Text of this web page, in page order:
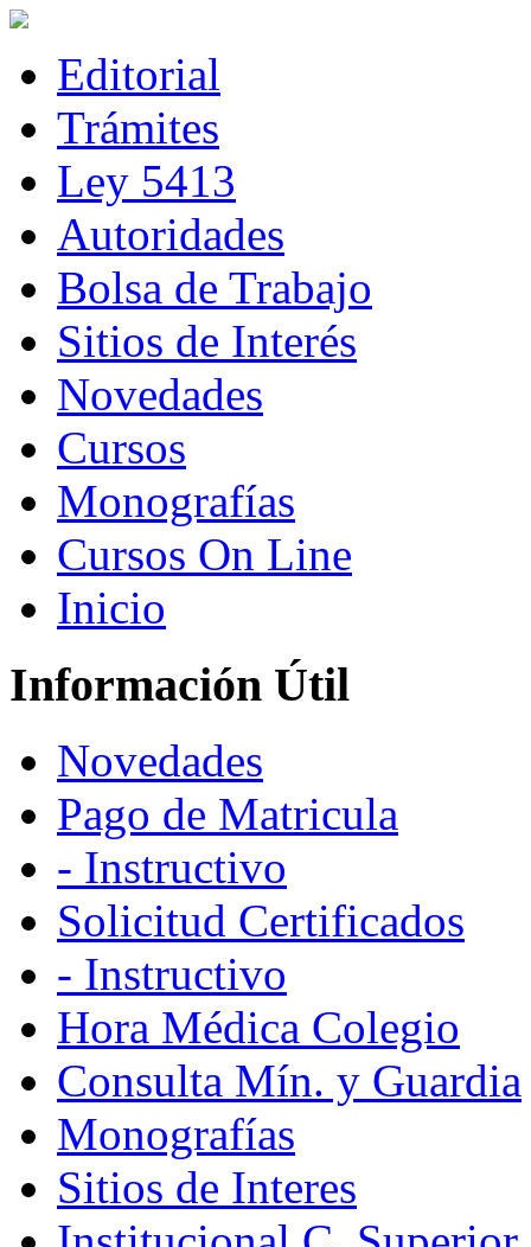
Editorial
Trámites
Ley 5413
Autoridades
Bolsa de Trabajo
Sitios de Interés
Novedades
Cursos
Monografías
Cursos On Line
Inicio
Información Útil
Novedades
Pago de Matricula
- Instructivo
Solicitud Certificados
- Instructivo
Hora Médica Colegio
Consulta Mín. y Guardia
Monografías
Sitios de Interes